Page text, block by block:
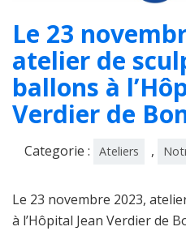
Le 23
atelier de
ballons à
Verdier de
Categorie : Ateliers ,
Le 23 novembre 2023,
à l’Hôpital Jean Verdier de